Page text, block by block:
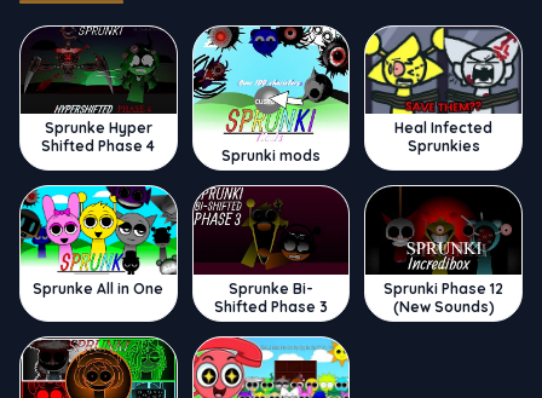
Sprunke Hyper
Shifted Phase 4
Sprunki mods
Heal Infected
Sprunkies
Sprunke All in One
Sprunke Bi-
Shifted Phase 3
Sprunki Phase 12
(New Sounds)